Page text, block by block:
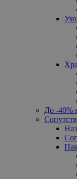
До -40%